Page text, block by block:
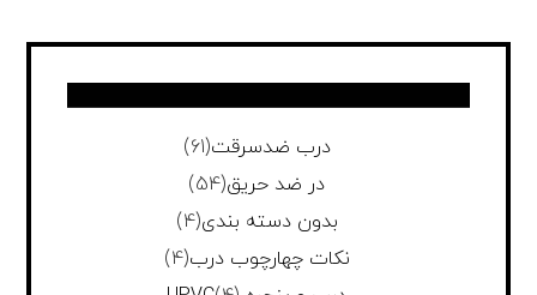
درب ضدسرقت(61)
در ضد حریق(54)
بدون دسته بندی(4)
نکات چهارچوب درب(4)